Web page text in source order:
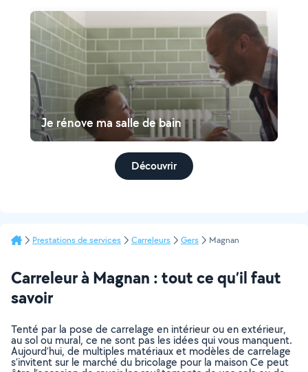
Je rénove ma salle de bain
Découvrir
Prestations de services Carreleurs Gers Magnan
Carreleur à Magnan : tout ce qu’il faut
savoir
Tenté par la pose de carrelage en intérieur ou en extérieur,
au sol ou mural, ce ne sont pas les idées qui vous manquent.
Aujourd’hui, de multiples matériaux et modèles de carrelage
s’invitent sur le marché du bricolage pour la maison Ce peut